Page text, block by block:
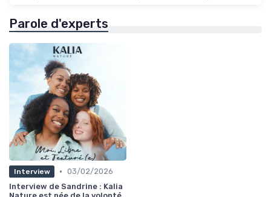
Parole d'experts
Interview • 03/02/2026
Interview de Sandrine : Kalia